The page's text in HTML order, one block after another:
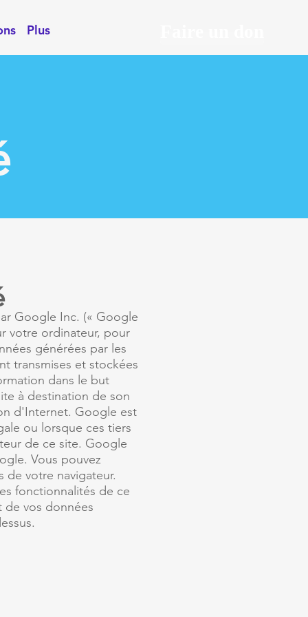
Plus
Google Inc. (« Google
votre ordinateur, pour
générées par les
transmises et stockées
dans le but
à destination de son
d'Internet. Google est
ou lorsque ces tiers
de ce site. Google
Vous pouvez
de votre navigateur.
fonctionnalités de ce
de vos données